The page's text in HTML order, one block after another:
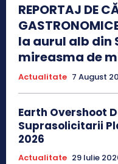
REPORTAJ DE
la aurul alb din
mireasma de
Actualitate 7 August
Earth Overshoot
Suprasolicitarii
2026
Actualitate 29 Iulie